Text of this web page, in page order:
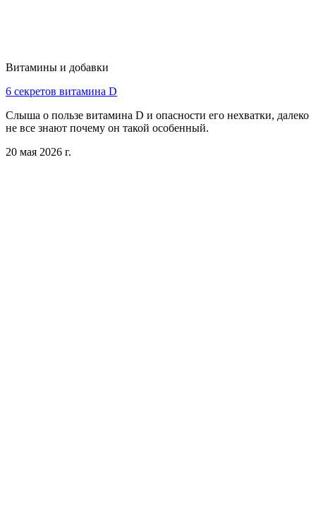
Витамины и добавки
6 секретов витамина D
Слыша о пользе витамина D и опасности его нехватки, далеко
не все знают почему он такой особенный.
20 мая 2026 г.